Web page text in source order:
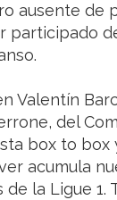
ausente de
participado
Valentín
del
box to
acumula
la Ligue 1.